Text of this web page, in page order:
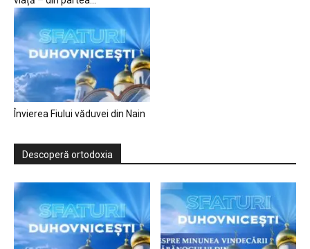
Învierea Fiului văduvei din Nain
Descoperă ortodoxia